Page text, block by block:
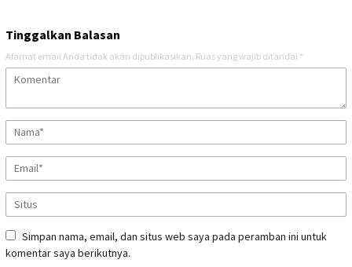
Tinggalkan Balasan
Alamat email Anda tidak akan dipublikasikan. Ruas yang wajib ditandai *
Simpan nama, email, dan situs web saya pada peramban ini untuk
komentar saya berikutnya.